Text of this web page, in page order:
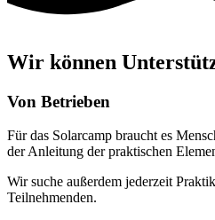
Wir können
Von Betrieben
Für das Solarcamp braucht es
der Anleitung der praktischen
Wir suche außerdem jederzeit
Teilnehmenden.